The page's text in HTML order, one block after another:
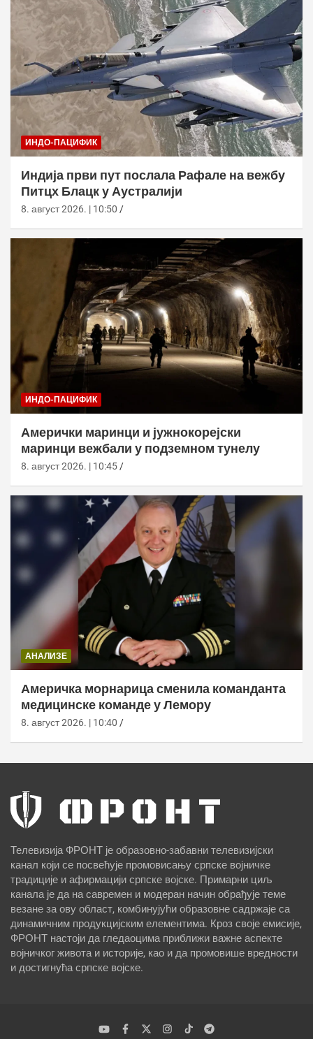
ИНДО-ПАЦИФИК
Индија први пут послала Рафале на вежбу
Питцх Блацк у Аустралији
8. август 2026. | 10:50
ИНДО-ПАЦИФИК
Амерички маринци и јужнокорејски
маринци вежбали у подземном тунелу
8. август 2026. | 10:45
АНАЛИЗЕ
Америчка морнарица сменила команданта
медицинске команде у Лемору
8. август 2026. | 10:40
Телевизија ФРОНТ је образовно-забавни телевизијски
канал који се посвећује промовисању српске војничке
традиције и афирмацији српске војске. Примарни циљ
канала је да на савремен и модеран начин обрађује теме
везане за ову област, комбинујући образовне садржаје са
динамичним продукцијским елементима. Кроз своје емисије,
ФРОНТ настоји да гледаоцима приближи важне аспекте
војничког живота и историје, као и да промовише вредности
и достигнућа српске војске.